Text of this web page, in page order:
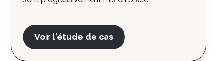
Voir l'étude de cas